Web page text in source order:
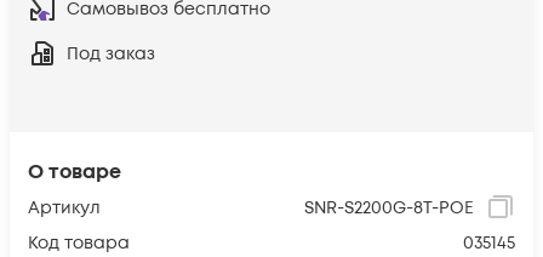
О товаре
Артикул
SNR-S2200G-8T-POE
Код товара
035145
Самовывоз бесплатно
Под заказ